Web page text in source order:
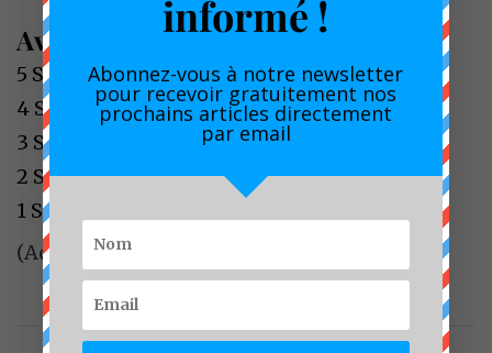
Average Rating
5 Star
0%
4 Star
0%
3 Star
2 Star
0%
1 Star
(Add your review)
informé !
Abonnez-vous à notre newsletter
pour recevoir gratuitement nos
prochains articles directement
par email